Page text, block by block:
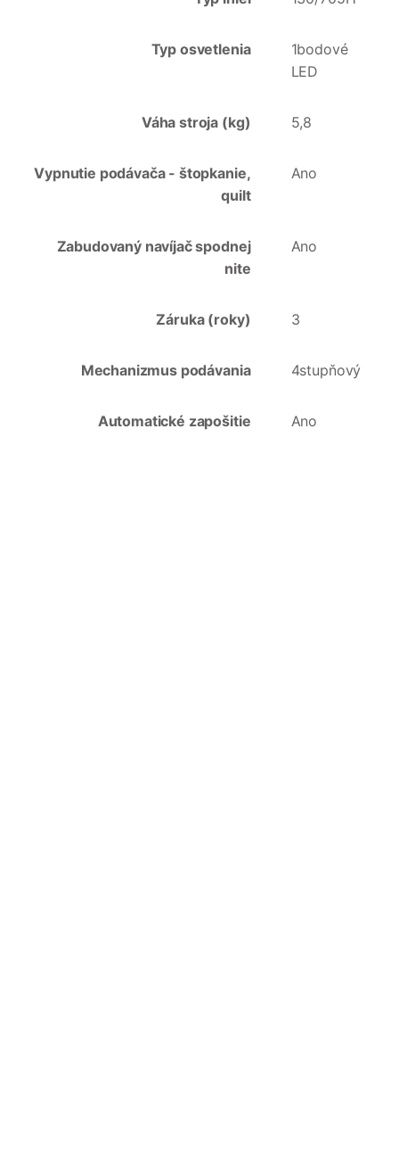
Typ osvetlenia
1bodové
LED
Váha stroja (kg) 5,8
Vypnutie podávača - štopkanie,
quilt
Ano
Zabudovaný navíjač spodnej
nite
Ano
Záruka (roky) 3
Mechanizmus podávania 4stupňový
Automatické zapošitie Ano